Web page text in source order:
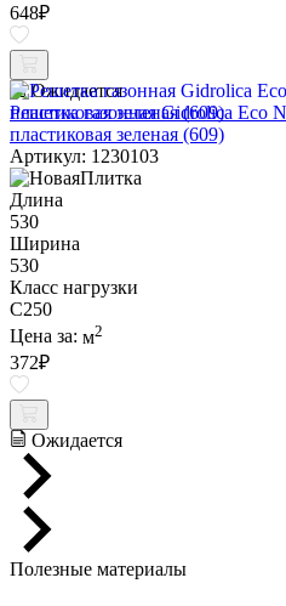
648₽
Ожидается
Решетка газонная Gidrolica Eco
пластиковая зеленая (609)
Артикул: 1230103
Длина
530
Ширина
530
Класс нагрузки
C250
Цена за: м2
372₽
Ожидается
Полезные материалы